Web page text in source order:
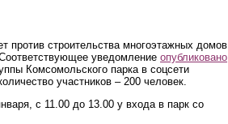
против строительства многоэтажных домов
уведомление опубликовано
Комсомольского парка в соцсети
участников – 200 человек.
с 11.00 до 13.00 у входа в парк со